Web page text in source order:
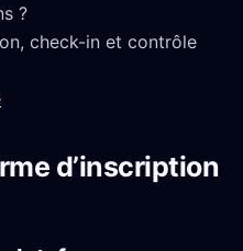
?
check-in et contrôle
d’inscription